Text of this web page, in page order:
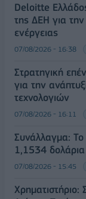
Deloitte
της ΔΕΗ για
ενέργειας
07/08/2026 - 16:38
Στρατηγική
για την
τεχνολογιών
07/08/2026 - 16:11
Συνάλλαγμα: Το
1,1534 δολάρια
07/08/2026 - 15:45